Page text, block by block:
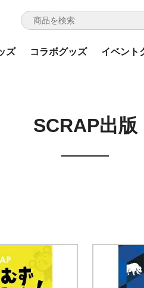
ズ コラボグッズ イベント
SCRAP出版